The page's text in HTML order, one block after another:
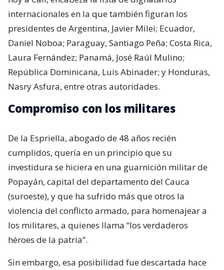
internacionales en la que también figuran los
presidentes de Argentina, Javier Milei; Ecuador,
Daniel Noboa; Paraguay, Santiago Peña; Costa Rica,
Laura Fernández; Panamá, José Raúl Mulino;
República Dominicana, Luis Abinader; y Honduras,
Nasry Asfura, entre otras autoridades.
Compromiso con los militares
De la Espriella, abogado de 48 años recién
cumplidos, quería en un principio que su
investidura se hiciera en una guarnición militar de
Popayán, capital del departamento del Cauca
(suroeste), y que ha sufrido más que otros la
violencia del conflicto armado, para homenajear a
los militares, a quienes llama “los verdaderos
héroes de la patria”.
Sin embargo, esa posibilidad fue descartada hace